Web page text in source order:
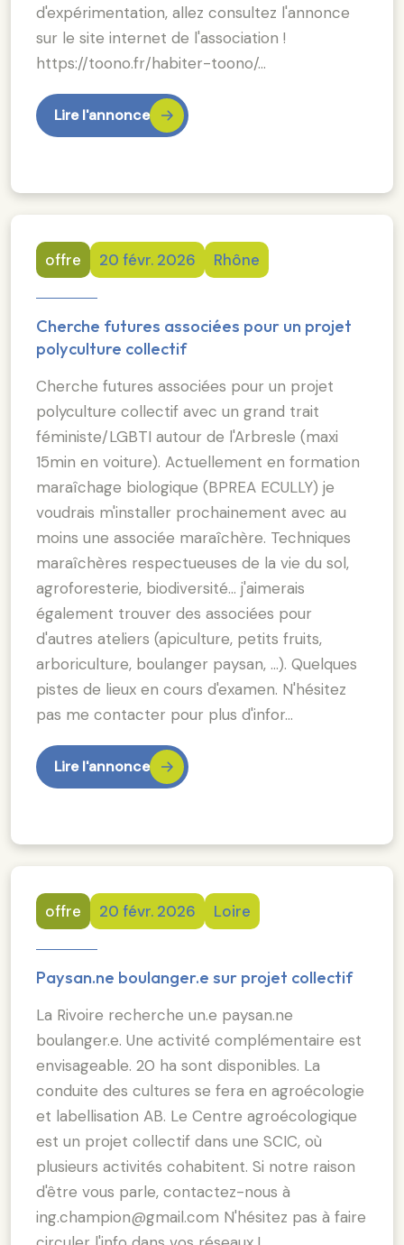
d'expérimentation, allez consultez l'annonce
sur le site internet de l'association !
https://toono.fr/habiter-toono/…
Lire l'annonce
offre 20 févr. 2026 Rhône
Cherche futures associées pour un projet
polyculture collectif
Cherche futures associées pour un projet
polyculture collectif avec un grand trait
féministe/LGBTI autour de l'Arbresle (maxi
15min en voiture). Actuellement en formation
maraîchage biologique (BPREA ECULLY) je
voudrais m'installer prochainement avec au
moins une associée maraîchère. Techniques
maraîchères respectueuses de la vie du sol,
agroforesterie, biodiversité... j'aimerais
également trouver des associées pour
d'autres ateliers (apiculture, petits fruits,
arboriculture, boulanger paysan, ...). Quelques
pistes de lieux en cours d'examen. N'hésitez
pas me contacter pour plus d'infor…
Lire l'annonce
offre 20 févr. 2026 Loire
Paysan.ne boulanger.e sur projet collectif
La Rivoire recherche un.e paysan.ne
boulanger.e. Une activité complémentaire est
envisageable. 20 ha sont disponibles. La
conduite des cultures se fera en agroécologie
et labellisation AB. Le Centre agroécologique
est un projet collectif dans une SCIC, où
plusieurs activités cohabitent. Si notre raison
d'être vous parle, contactez-nous à
ing.champion@gmail.com N'hésitez pas à faire